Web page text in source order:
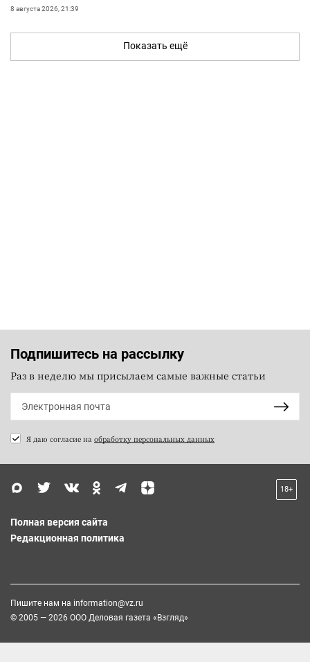
8 августа 2026, 21:39
Показать ещё
Подпишитесь на рассылку
Раз в неделю мы присылаем самые важные статьи
Я даю согласие на обработку персональных данных
18+
Полная версия сайта
Редакционная политика
Пишите нам на information@vz.ru
© 2005 — 2026 ООО Деловая газета «Взгляд»